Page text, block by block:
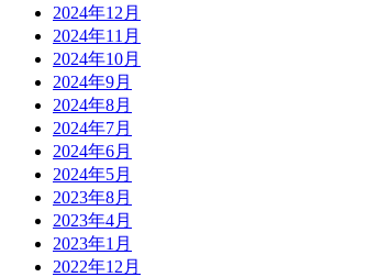
2024年12月
2024年11月
2024年10月
2024年9月
2024年8月
2024年7月
2024年6月
2024年5月
2023年8月
2023年4月
2023年1月
2022年12月